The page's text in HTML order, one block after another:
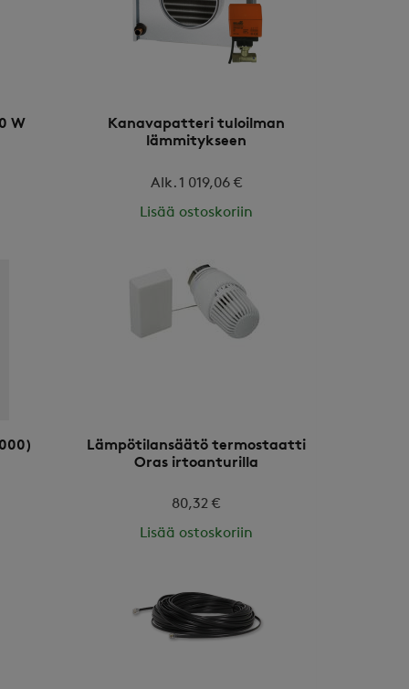
W
Kanavapatteri tuloilman
lämmitykseen
Alk. 1 019,06 €
Lisää ostoskoriin
Lämpötilansäätö termostaatti
Oras irtoanturilla
80,32 €
Lisää ostoskoriin